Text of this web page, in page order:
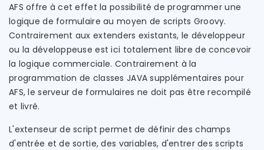
AFS offre à cet effet la possibilité de programmer une
logique de formulaire au moyen de scripts Groovy.
Contrairement aux extenders existants, le développeur
ou la développeuse est ici totalement libre de concevoir
la logique commerciale. Contrairement à la
programmation de classes JAVA supplémentaires pour
AFS, le serveur de formulaires ne doit pas être recompilé
et livré.
L'extenseur de script permet de définir des champs
d'entrée et de sortie, des variables, d'entrer des scripts